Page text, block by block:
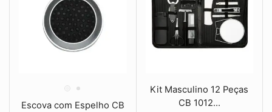
Escova com Espelho CB
Kit Masculino 12 Peças
CB 1012...